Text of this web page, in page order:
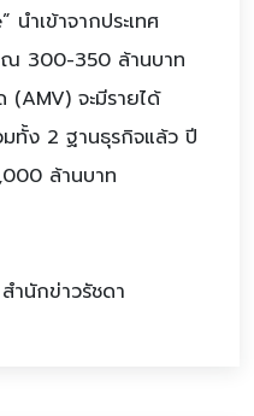
ำเข้าจากประเทศ
ณ 300-350 ล้านบาท
(AMV) จะมีรายได้
ทั้ง 2 ฐานธุรกิจแล้ว ปี
ล้านบาท
ำนักข่าวรัชดา